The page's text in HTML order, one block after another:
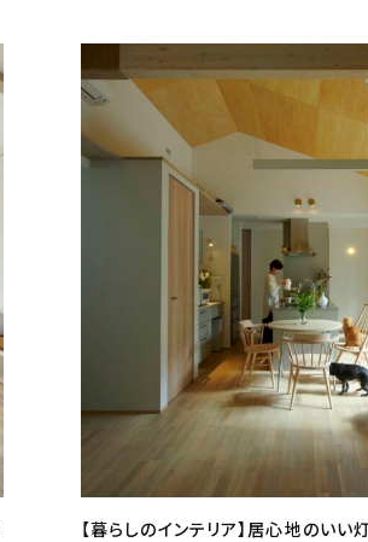
【暮らしのインテリア】居心地のいい